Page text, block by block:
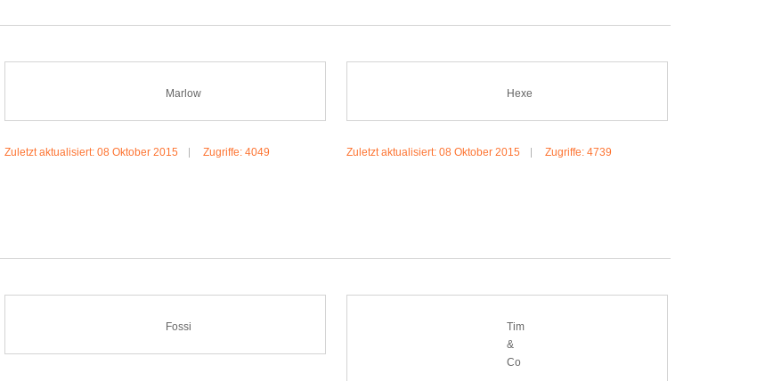
Marlow
Zuletzt aktualisiert: 08 Oktober 2015 Zugriffe: 4049
Hexe
Zuletzt aktualisiert: 08 Oktober 2015 Zugriffe: 4739
Fossi
Tim
&
Co